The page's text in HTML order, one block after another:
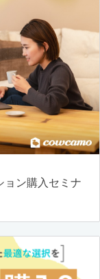
ョン購入セミナ